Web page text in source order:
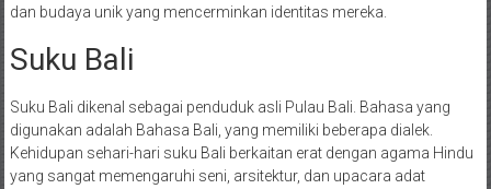
dan budaya unik yang mencerminkan identitas mereka.
Suku Bali
Suku Bali dikenal sebagai penduduk asli Pulau Bali. Bahasa yang
digunakan adalah Bahasa Bali, yang memiliki beberapa dialek.
Kehidupan sehari-hari suku Bali berkaitan erat dengan agama Hindu
yang sangat memengaruhi seni, arsitektur, dan upacara adat